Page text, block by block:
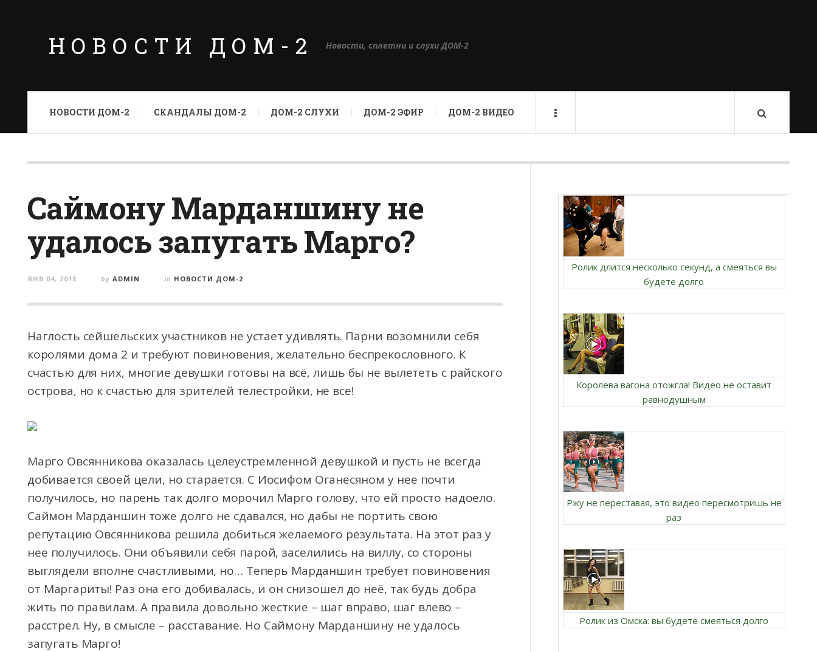
НОВОСТИ ДОМ-2 Новости, сплетни и слухи ДОМ-2
НОВОСТИ ДОМ-2 СКАНДАЛЫ ДОМ-2 ДОМ-2 СЛУХИ ДОМ-2 ЭФИР ДОМ-2 ВИДЕО
Саймону Марданшину не
удалось запугать Марго?
ЯНВ 04, 2018 by ADMIN in НОВОСТИ ДОМ-2
Наглость сейшельских участников не устает удивлять. Парни возомнили себя
королями дома 2 и требуют повиновения, желательно беспрекословного. К
счастью для них, многие девушки готовы на всё, лишь бы не вылететь с райского
острова, но к счастью для зрителей телестройки, не все!
Марго Овсянникова оказалась целеустремленной девушкой и пусть не всегда
добивается своей цели, но старается. С Иосифом Оганесяном у нее почти
получилось, но парень так долго морочил Марго голову, что ей просто надоело.
Саймон Марданшин тоже долго не сдавался, но дабы не портить свою
репутацию Овсянникова решила добиться желаемого результата. На этот раз у
нее получилось. Они объявили себя парой, заселились на виллу, со стороны
выглядели вполне счастливыми, но… Теперь Марданшин требует повиновения
от Маргариты! Раз она его добивалась, и он снизошел до неё, так будь добра
жить по правилам. А правила довольно жесткие – шаг вправо, шаг влево –
расстрел. Ну, в смысле – расставание. Но Саймону Марданшину не удалось
запугать Марго!
Ролик длится несколько секунд, а смеяться вы
будете долго
Королева вагона отожгла! Видео не оставит
равнодушным
Ржу не переставая, это видео пересмотришь не
раз
Ролик из Омска: вы будете смеяться долго